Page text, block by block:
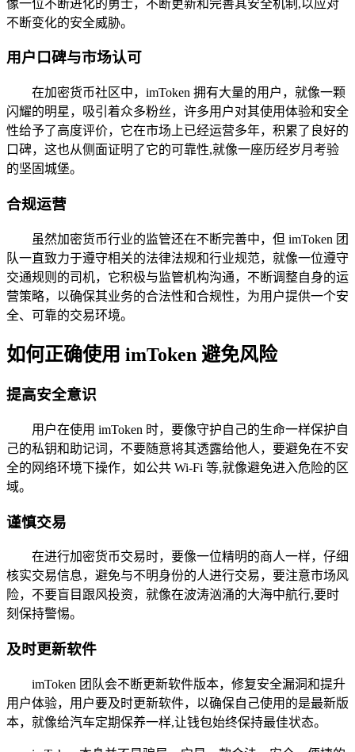
像一位不断进化的勇士，不断更新和完善其安全机制,以应对
不断变化的安全威胁。
用户口碑与市场认可
在加密货币社区中，imToken 拥有大量的用户，就像一颗
闪耀的明星，吸引着众多粉丝，许多用户对其使用体验和安全
性给予了高度评价，它在市场上已经运营多年，积累了良好的
口碑，这也从侧面证明了它的可靠性,就像一座历经岁月考验
的坚固城堡。
合规运营
虽然加密货币行业的监管还在不断完善中，但 imToken 团
队一直致力于遵守相关的法律法规和行业规范，就像一位遵守
交通规则的司机，它积极与监管机构沟通，不断调整自身的运
营策略，以确保其业务的合法性和合规性，为用户提供一个安
全、可靠的交易环境。
如何正确使用 imToken 避免风险
提高安全意识
用户在使用 imToken 时，要像守护自己的生命一样保护自
己的私钥和助记词，不要随意将其透露给他人，要避免在不安
全的网络环境下操作，如公共 Wi-Fi 等,就像避免进入危险的区
域。
谨慎交易
在进行加密货币交易时，要像一位精明的商人一样，仔细
核实交易信息，避免与不明身份的人进行交易，要注意市场风
险，不要盲目跟风投资，就像在波涛汹涌的大海中航行,要时
刻保持警惕。
及时更新软件
imToken 团队会不断更新软件版本，修复安全漏洞和提升
用户体验，用户要及时更新软件，以确保自己使用的是最新版
本，就像给汽车定期保养一样,让钱包始终保持最佳状态。